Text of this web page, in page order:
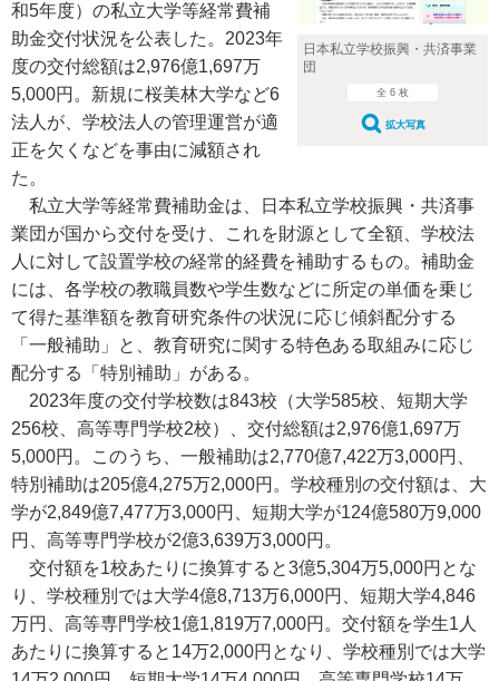
日本私立学校振興・共済事業
団
全 6 枚
拡大写真
和5年度）の私立大学等経常費補
助金交付状況を公表した。2023年
度の交付総額は2,976億1,697万
5,000円。新規に桜美林大学など6
法人が、学校法人の管理運営が適
正を欠くなどを事由に減額され
た。
私立大学等経常費補助金は、日本私立学校振興・共済事
業団が国から交付を受け、これを財源として全額、学校法
人に対して設置学校の経常的経費を補助するもの。補助金
には、各学校の教職員数や学生数などに所定の単価を乗じ
て得た基準額を教育研究条件の状況に応じ傾斜配分する
「一般補助」と、教育研究に関する特色ある取組みに応じ
配分する「特別補助」がある。
2023年度の交付学校数は843校（大学585校、短期大学
256校、高等専門学校2校）、交付総額は2,976億1,697万
5,000円。このうち、一般補助は2,770億7,422万3,000円、
特別補助は205億4,275万2,000円。学校種別の交付額は、大
学が2,849億7,477万3,000円、短期大学が124億580万9,000
円、高等専門学校が2億3,639万3,000円。
交付額を1校あたりに換算すると3億5,304万5,000円とな
り、学校種別では大学4億8,713万6,000円、短期大学4,846
万円、高等専門学校1億1,819万7,000円。交付額を学生1人
あたりに換算すると14万2,000円となり、学校種別では大学